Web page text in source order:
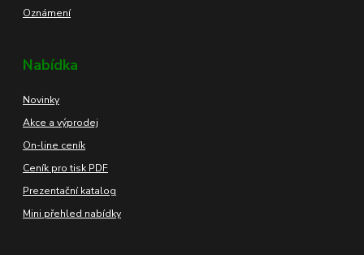
Oznámení
Nabídka
Novinky
Akce a výprodej
On-line ceník
Ceník pro tisk PDF
Prezentační katalog
Mini přehled nabídky